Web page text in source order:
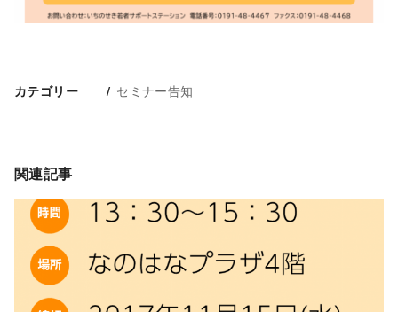
カテゴリー セミナー告知
関連記事